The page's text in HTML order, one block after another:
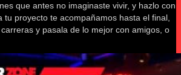
que antes no imaginaste vivir, y hazlo con
tu proyecto te acompañamos hasta el final,
y pasala de lo mejor con amigos, o